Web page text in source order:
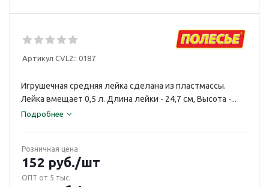
Артикул CVL2:: 0187
Игрушечная средняя лейка сделана из пластмассы.
Лейка вмещает 0,5 л. Длина лейки - 24,7 см, Высота -...
Подробнее
Розничная цена
152 руб./шт
ОПТ от 5 тыс.